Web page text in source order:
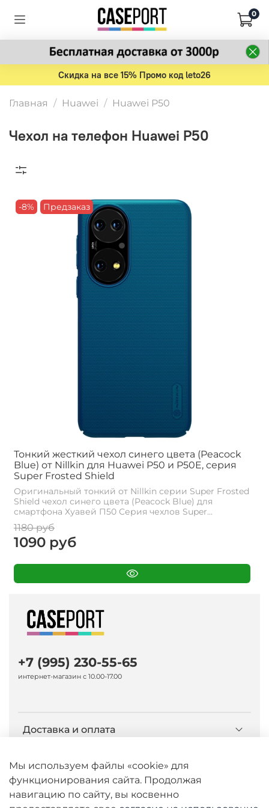
0
Скидка на все 15% Промо код leto26
Главная Huawei Huawei P50
Чехол на телефон Huawei P50
-8% Предзаказ
Тонкий жесткий чехол синего цвета (Peacock
Blue) от Nillkin для Huawei P50 и P50E, серия
Super Frosted Shield
Оригинальный тонкий от Nillkin серии Super Frosted
Shield чехол синего цвета (Peacock Blue) для
смартфона Хуавей П50 Cерия чехлов Super...
1180 руб
1090 руб
Доставка и оплата
О компании Caseport
Бренд Nillkin
+7 (995) 230-55-65
интернет-магазин с 10.00-17.00
Мы используем файлы «cookie» для
функционирования сайта. Продолжая
навигацию по сайту, вы косвенно